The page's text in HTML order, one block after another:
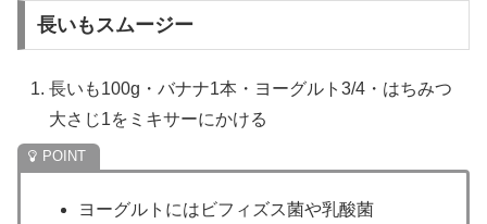
長いもスムージー
長いも100g・バナナ1本・ヨーグルト3/4・はちみつ
大さじ1をミキサーにかける
ヨーグルトにはビフィズス菌や乳酸菌